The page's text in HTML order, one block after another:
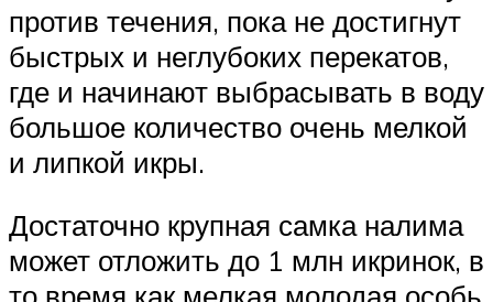
против течения, пока не достигнут
быстрых и неглубоких перекатов,
где и начинают выбрасывать в воду
большое количество очень мелкой
и липкой икры.
Достаточно крупная самка налима
может отложить до 1 млн икринок, в